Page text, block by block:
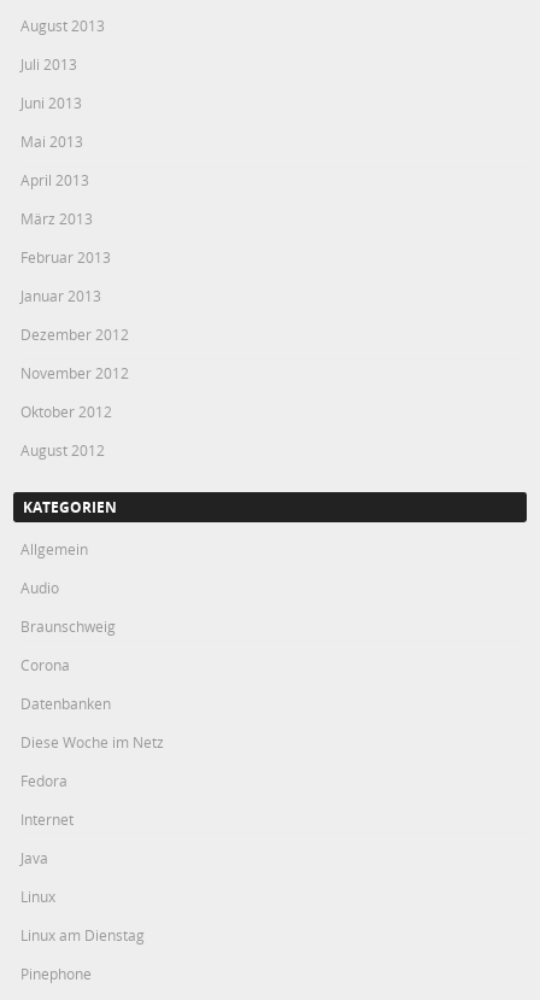
August 2013
Juli 2013
Juni 2013
Mai 2013
April 2013
März 2013
Februar 2013
Januar 2013
Dezember 2012
November 2012
Oktober 2012
August 2012
KATEGORIEN
Allgemein
Audio
Braunschweig
Corona
Datenbanken
Diese Woche im Netz
Fedora
Internet
Java
Linux
Linux am Dienstag
Pinephone